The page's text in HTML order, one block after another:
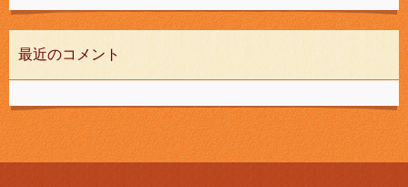
最近のコメント